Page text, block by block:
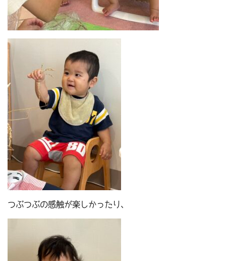
つぶつぶの感触が楽しかったり、